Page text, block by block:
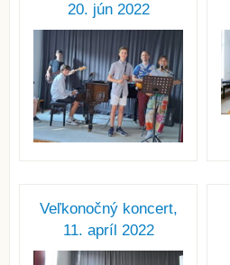
20. jún 2022
Veľkonočný koncert,
11. apríl 2022